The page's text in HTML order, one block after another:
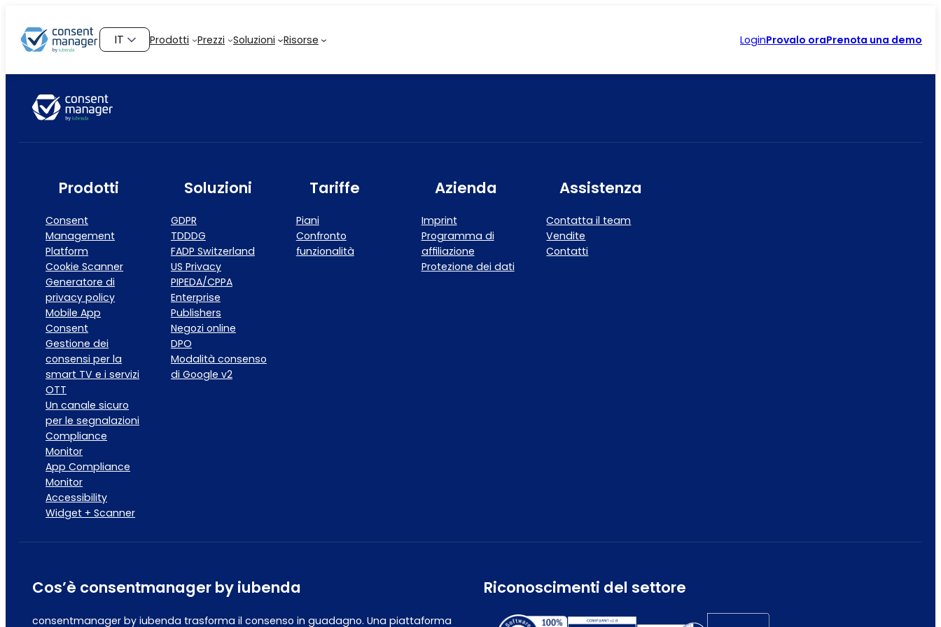
contenuto
Scegli
una
lingua
Prodotti Prezzi Soluzioni Risorse LoginProvalo oraPrenota una demo
Prodotti
Consent
Management
Platform
Cookie Scanner
Generatore di
privacy policy
Mobile App
Consent
Gestione dei
consensi per la
smart TV e i servizi
OTT
Un canale sicuro
per le segnalazioni
Compliance
Monitor
App Compliance
Monitor
Accessibility
Widget + Scanner
Soluzioni
GDPR
TDDDG
FADP Switzerland
US Privacy
PIPEDA/CPPA
Enterprise
Publishers
Negozi online
DPO
Modalità consenso
di Google v2
Tariffe
Piani
Confronto
funzionalità
Azienda
Imprint
Programma di
affiliazione
Protezione dei dati
Assistenza
Contatta il team
Vendite
Contatti
Cos’è consentmanager by iubenda
consentmanager by iubenda trasforma il consenso in guadagno. Una piattaforma
Riconoscimenti del settore